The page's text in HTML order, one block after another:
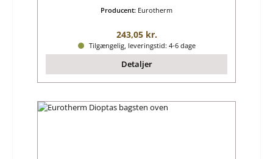
Producent: Eurotherm
Almindelig pris:
243,05 kr.
Tilgængelig, leveringstid: 4-6 dage
Detaljer